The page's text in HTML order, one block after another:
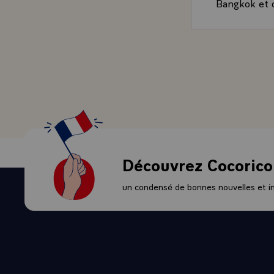
J'ai visité
Présidents
français, -
dynamique
celles et de
Découvrez Cocorico
un condensé de bonnes nouvelles et